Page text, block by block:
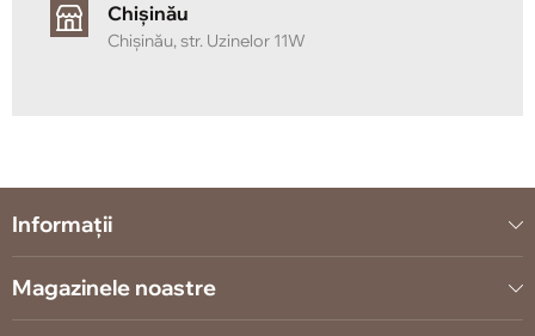
Chișinău
Chișinău, str. Uzinelor 11W
Informații
Magazinele noastre